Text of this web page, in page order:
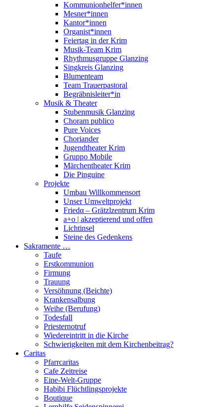
Kommunionhelfer*innen
Mesner*innen
Kantor*innen
Organist*innen
Feiertag in der Krim
Musik-Team Krim
Rhythmusgruppe Glanzing
Singkreis Glanzing
Blumenteam
Team Trauerpastoral
Begräbnisleiter*in
Musik & Theater
Stubenmusik Glanzing
Choram publico
Pure Voices
Choriander
Jugendtheater Krim
Gruppo Mobile
Märchentheater Krim
Die Pinguine
Projekte
Umbau Willkommensort
Unser Umweltprojekt
Friedα – Grätzlzentrum Krim
a+o | akzeptierend und offen
Lichtinsel
Steine des Gedenkens
Sakramente …
Taufe
Erstkommunion
Firmung
Trauung
Versöhnung (Beichte)
Krankensalbung
Weihe (Berufung)
Todesfall
Priesternotruf
Wiedereintritt in die Kirche
Schwierigkeiten mit dem Kirchenbeitrag?
Caritas
Pfarrcaritas
Cafe Zeitreise
Eine-Welt-Gruppe
Habibi Flüchtlingsprojekte
Boutique